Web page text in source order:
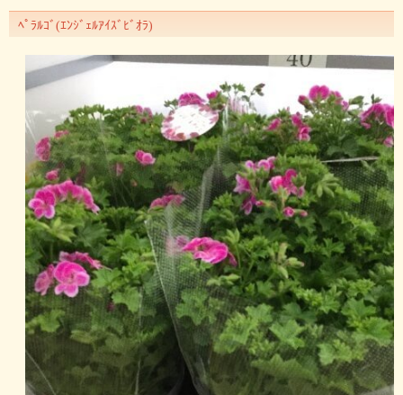
ﾍﾟﾗﾙｺﾞ(ｴﾝｼﾞｪﾙｱｲｽﾞﾋﾞｵﾗ)